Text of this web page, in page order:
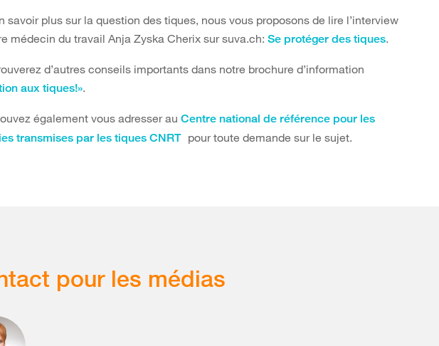
savoir plus sur la question des tiques, nous vous proposons de lire l’interview
médecin du travail Anja Zyska Cherix sur suva.ch: Se protéger des tiques.
d’autres conseils importants dans notre brochure d’information
aux tiques!».
également vous adresser au Centre national de référence pour les
transmises par les tiques CNRT pour toute demande sur le sujet.
pour les médias